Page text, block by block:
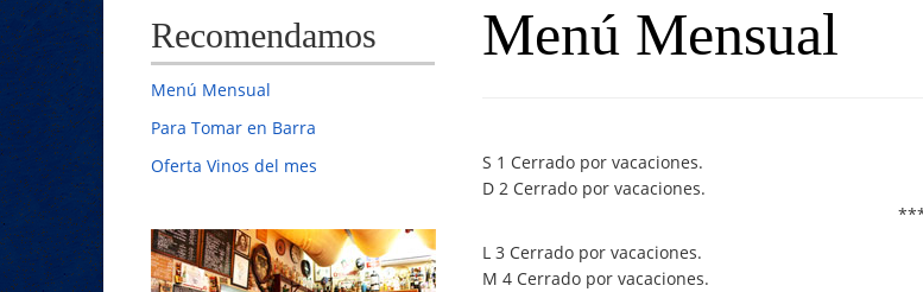
Recomendamos
Menú Mensual
Para Tomar en Barra
Oferta Vinos del mes
Menú Mensual
S 1 Cerrado por vacaciones.
D 2 Cerrado por vacaciones.
L 3 Cerrado por vacaciones.
M 4 Cerrado por vacaciones.